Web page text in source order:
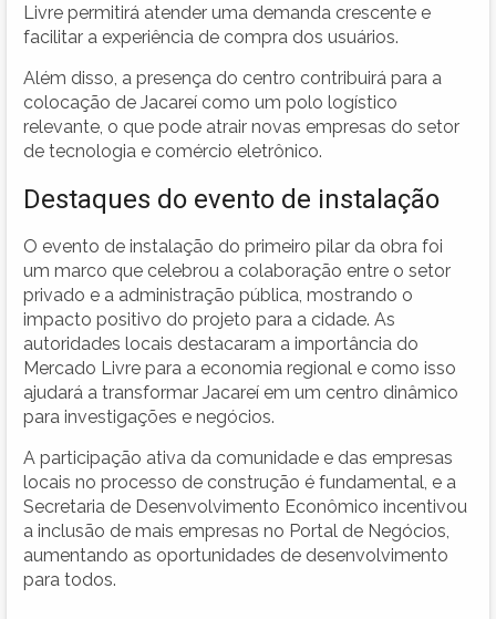
Livre permitirá atender uma demanda crescente e
facilitar a experiência de compra dos usuários.
Além disso, a presença do centro contribuirá para a
colocação de Jacareí como um polo logístico
relevante, o que pode atrair novas empresas do setor
de tecnologia e comércio eletrônico.
Destaques do evento de instalação
O evento de instalação do primeiro pilar da obra foi
um marco que celebrou a colaboração entre o setor
privado e a administração pública, mostrando o
impacto positivo do projeto para a cidade. As
autoridades locais destacaram a importância do
Mercado Livre para a economia regional e como isso
ajudará a transformar Jacareí em um centro dinâmico
para investigações e negócios.
A participação ativa da comunidade e das empresas
locais no processo de construção é fundamental, e a
Secretaria de Desenvolvimento Econômico incentivou
a inclusão de mais empresas no Portal de Negócios,
aumentando as oportunidades de desenvolvimento
para todos.